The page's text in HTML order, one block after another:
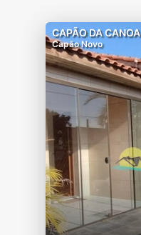
CAPÃO DA CANOA
Capão Novo